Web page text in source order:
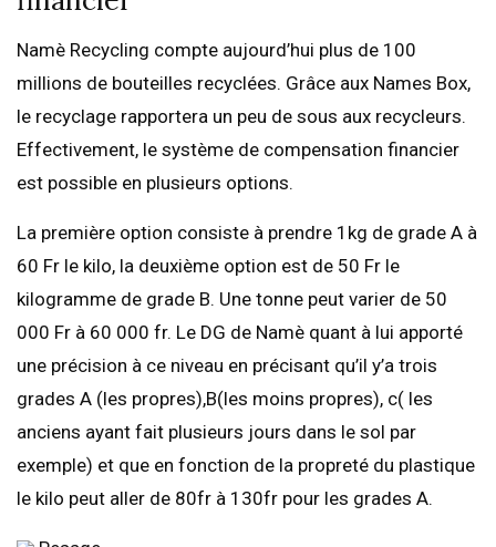
Namè Recycling compte aujourd’hui plus de 100
millions de bouteilles recyclées. Grâce aux Names Box,
le recyclage rapportera un peu de sous aux recycleurs.
Effectivement, le système de compensation financier
est possible en plusieurs options.
La première option consiste à prendre 1kg de grade A à
60 Fr le kilo, la deuxième option est de 50 Fr le
kilogramme de grade B. Une tonne peut varier de 50
000 Fr à 60 000 fr. Le DG de Namè quant à lui apporté
une précision à ce niveau en précisant qu’il y’a trois
grades A (les propres),B(les moins propres), c( les
anciens ayant fait plusieurs jours dans le sol par
exemple) et que en fonction de la propreté du plastique
le kilo peut aller de 80fr à 130fr pour les grades A.